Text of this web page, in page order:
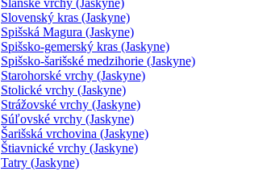
Slovenský kras (Jaskyne)
Spišská Magura (Jaskyne)
Spišsko-gemerský kras (Jaskyne)
Spišsko-šarišské medzihorie (Jaskyne)
Starohorské vrchy (Jaskyne)
Stolické vrchy (Jaskyne)
Strážovské vrchy (Jaskyne)
Súľovské vrchy (Jaskyne)
Šarišská vrchovina (Jaskyne)
Štiavnické vrchy (Jaskyne)
Tatry (Jaskyne)